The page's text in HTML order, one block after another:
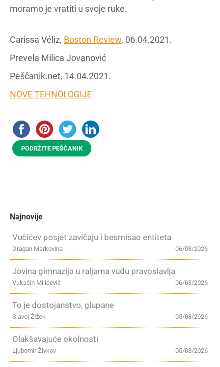
moramo je vratiti u svoje ruke.
Carissa Véliz, Boston Review, 06.04.2021.
Prevela Milica Jovanović
Peščanik.net, 14.04.2021.
NOVE TEHNOLOGIJE
PODRŽITE PEŠČANIK
Najnovije
Vučićev posjet zavičaju i besmisao entiteta
06/08/2026
Dragan Markovina
Jovina gimnazija u raljama vudu pravoslavlja
06/08/2026
Vukašin Milićević
To je dostojanstvo, glupane
05/08/2026
Slavoj Žižek
Olakšavajuće okolnosti
05/08/2026
Ljubomir Živkov